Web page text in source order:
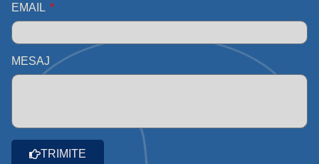
EMAIL
MESAJ
TRIMITE